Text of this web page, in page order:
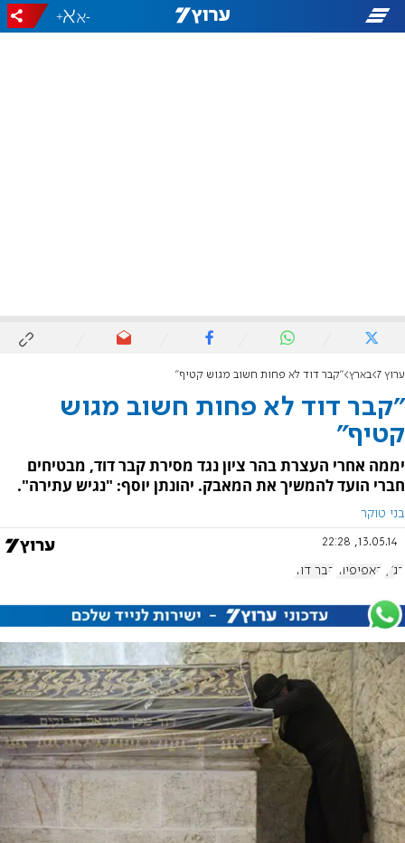
-
+
ערוץ 7 בארץ "קבר דוד לא פחות חשוב מגוש קטיף"
"קבר דוד לא פחות חשוב מגוש
קטיף"
יממה אחרי העצרת בהר ציון נגד מסירת קבר דוד, מבטיחים
חברי הועד להמשיך את המאבק. יהונתן יוסף: "נגיש עתירה".
בני טוקר
13.05.14, 22:28
בג"ץ האפיפיור קבר דוד